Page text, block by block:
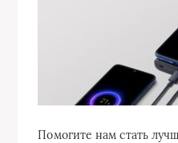
Помогите нам стать